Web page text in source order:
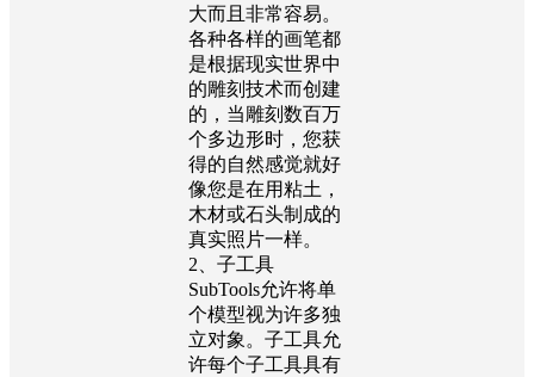
大而且非常容易。
各种各样的画笔都
是根据现实世界中
的雕刻技术而创建
的，当雕刻数百万
个多边形时，您获
得的自然感觉就好
像您是在用粘土，
木材或石头制成的
真实照片一样。
2、子工具
SubTools允许将单
个模型视为许多独
立对象。子工具允
许每个子工具具有